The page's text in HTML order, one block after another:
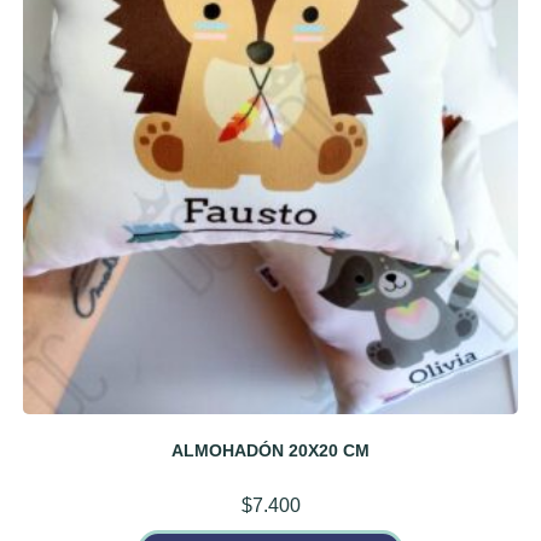
ALMOHADÓN 20X20 CM
$7.400